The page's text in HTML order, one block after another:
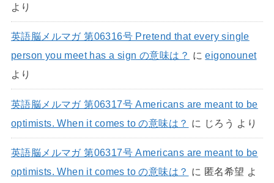
より
英語脳メルマガ 第06316号 Pretend that every single
person you meet has a sign の意味は？ にeigonounet
より
英語脳メルマガ 第06317号 Americans are meant to be
optimists. When it comes to の意味は？ に じろう より
英語脳メルマガ 第06317号 Americans are meant to be
optimists. When it comes to の意味は？ に 匿名希望 よ